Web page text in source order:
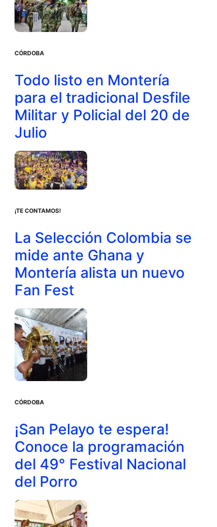
CÓRDOBA
Todo listo en Montería
para el tradicional Desfile
Militar y Policial del 20 de
Julio
¡TE CONTAMOS!
La Selección Colombia se
mide ante Ghana y
Montería alista un nuevo
Fan Fest
CÓRDOBA
¡San Pelayo te espera!
Conoce la programación
del 49° Festival Nacional
del Porro